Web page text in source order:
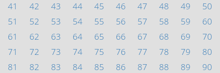
41
42 43 44 45 46 47 48 49
50
51
52 53 54 55 56 57 58 59
60
61
62 63 64 65 66 67 68 69
70
71
72 73 74 75 76 77 78 79
80
81
82 83 84 85 86 87 88 89
90